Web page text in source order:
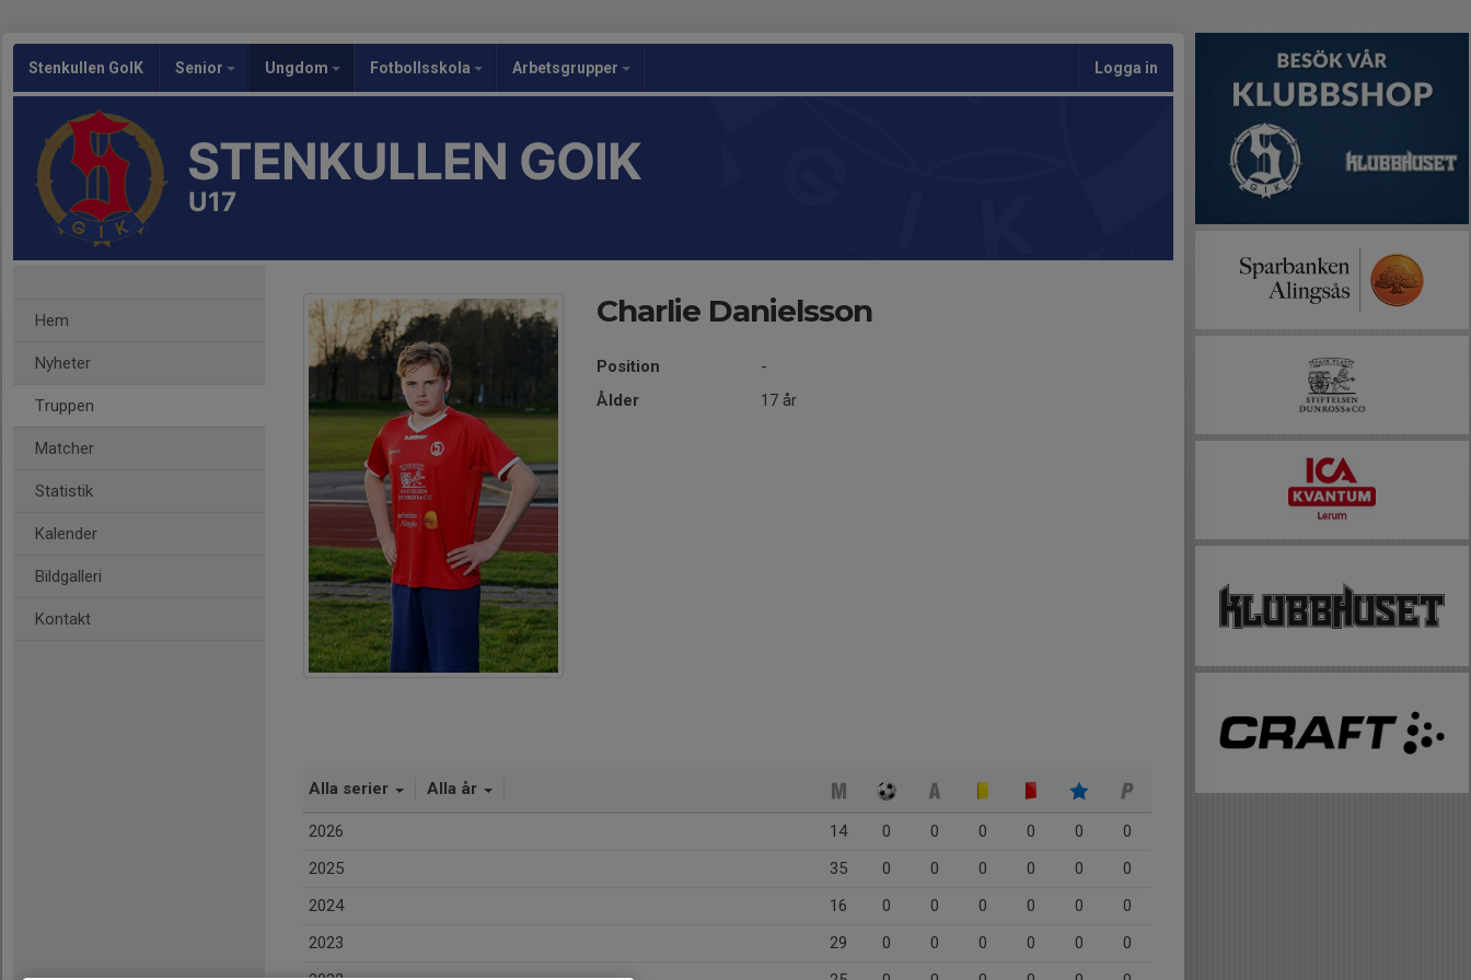
Stenkullen GoIK Senior Ungdom Fotbollsskola Arbetsgrupper Logga in
STENKULLEN GOIK
U17
Hem
Nyheter
Truppen
Matcher
Statistik
Kalender
Bildgalleri
Kontakt
Charlie Danielsson
Position
-
Ålder
17 år
Alla serier Alla år
2026 14 0 0 0 0 0
0
2025
35 0 0 0 0 0
0
2024
16 0 0 0 0 0
0
2023
29 0 0 0 0 0
0